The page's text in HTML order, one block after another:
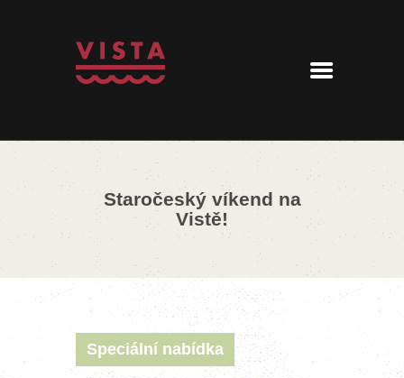
Staročeský víkend na
Vistě!
ÚVOD
MENU
360° PROHLÍDKA
Speciální nabídka